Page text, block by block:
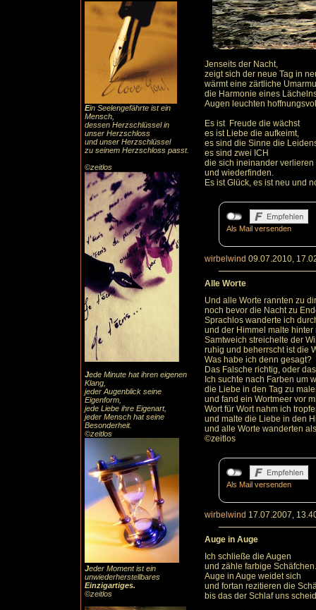
Ein Seelengefährte ist ein
Mensch,
dessen Herzschlüssel in
unser Herzschloss
und unser Herzschlüssel
zu seinem Herzschloss passt.
©zeitlos
Jede Minute hat ihren eigenen
Klang,
jeder Augenblick seine
Eigenform,
jede Liebe ihre Eigenart,
jeder Mensch hat seine
Besonderheit.
©zeitlos
Jeder Moment ist ein
unwiederherstellbares
Einzigartiges.
©zeitlos
Jenseits der Nacht,
zeigt sich der neue Tag in
wärmt eine zärtliche
die Harmonie eines
Augen leuchten
Es ist Freude die wächst
es ist Liebe die aufkeimt,
es sind die Sinne die
es sind zwei ICH
die sich ineinander verlieren
und wiederfinden.
Es ist Glück, es ist neu und
Als Mail versenden
wirbelwind 09.07.2010,
Alle Worte
Und alle Worte rannten zu dir
noch bevor die Nacht zu
Sprachlos wanderte ich
und der Himmel malte
Samtweich streichelte der
ruhig und beherrscht ist die
Was habe ich denn gesagt?
Das Falsche richtig, oder
Ich suchte nach Farben um
die Liebe in den Tag zu
und fand ein Wortmeer vor
Wort für Wort nahm ich
und malte die Liebe in den
und alle Worte wanderten
©zeitlos
Als Mail versenden
wirbelwind 17.07.2007,
Auge in Auge
Ich schließe die Augen
und zähle farbige Schäfchen.
Auge in Auge weidet sich
und fortan rezitieren die
bis das der Schlaf uns